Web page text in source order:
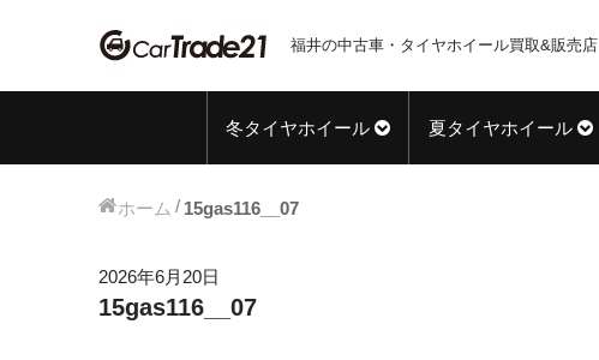
福井の中古車・タイヤホイール買取&販売店
冬タイヤホイール 夏タイヤホイール
ホーム 15gas116__07
2026年6月20日
15gas116__07